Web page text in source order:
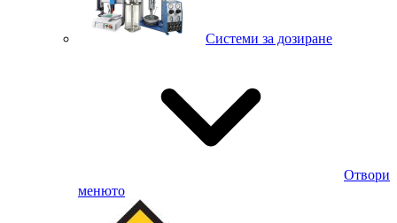
Системи за дозиране
Отвори
менюто